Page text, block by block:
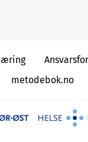
metodebok.no